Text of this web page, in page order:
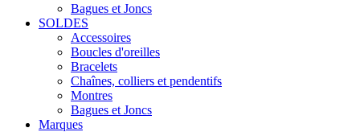
Bagues et Joncs
SOLDES
Accessoires
Boucles d'oreilles
Bracelets
Chaînes, colliers et pendentifs
Montres
Bagues et Joncs
Marques